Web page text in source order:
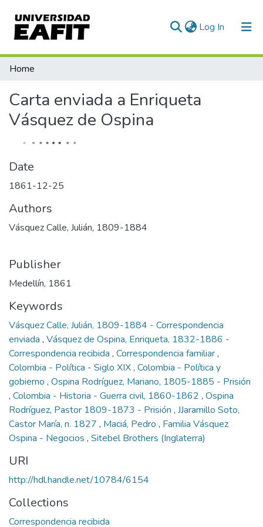
Log In (current)
Communities & Collections
Statistics
Home
Carta enviada a Enriqueta
Vásquez de Ospina
Date
1861-12-25
Authors
Vásquez Calle, Julián, 1809-1884
Publisher
Medellín, 1861
Keywords
Vásquez Calle, Julián, 1809-1884 - Correspondencia
enviada , Vásquez de Ospina, Enriqueta, 1832-1886 -
Correspondencia recibida , Correspondencia familiar,
Colombia - Política - Siglo XIX, Colombia - Política y
gobierno , Ospina Rodríguez, Mariano, 1805-1885 - Prisión
, Colombia - Historia - Guerra civil, 1860-1862 , Ospina
Rodríguez, Pastor 1809-1873 - Prisión , JJaramillo Soto,
Castor María, n. 1827 , Maciá, Pedro , Familia Vásquez
Ospina - Negocios , Sitebel Brothers (Inglaterra)
URI
http://hdl.handle.net/10784/6154
Collections
Correspondencia recibida